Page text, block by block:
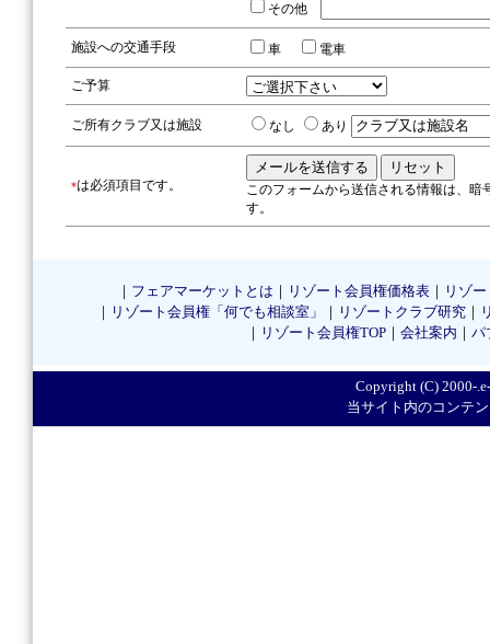
その他
施設への交通手段 車 電車
ご予算
ご所有クラブ又は施設 なし あり
*は必須項目です。
このフォームから送信される情報は、
す。
フェアマーケットとは リゾート会員権価格表｜
リゾ
｜リゾート会員権「何でも相談室」
リゾートクラブ研究｜
リゾート会員権TOP｜ 会社案内 パ
Copyright (C) 2000-
当サイト内のコンテ